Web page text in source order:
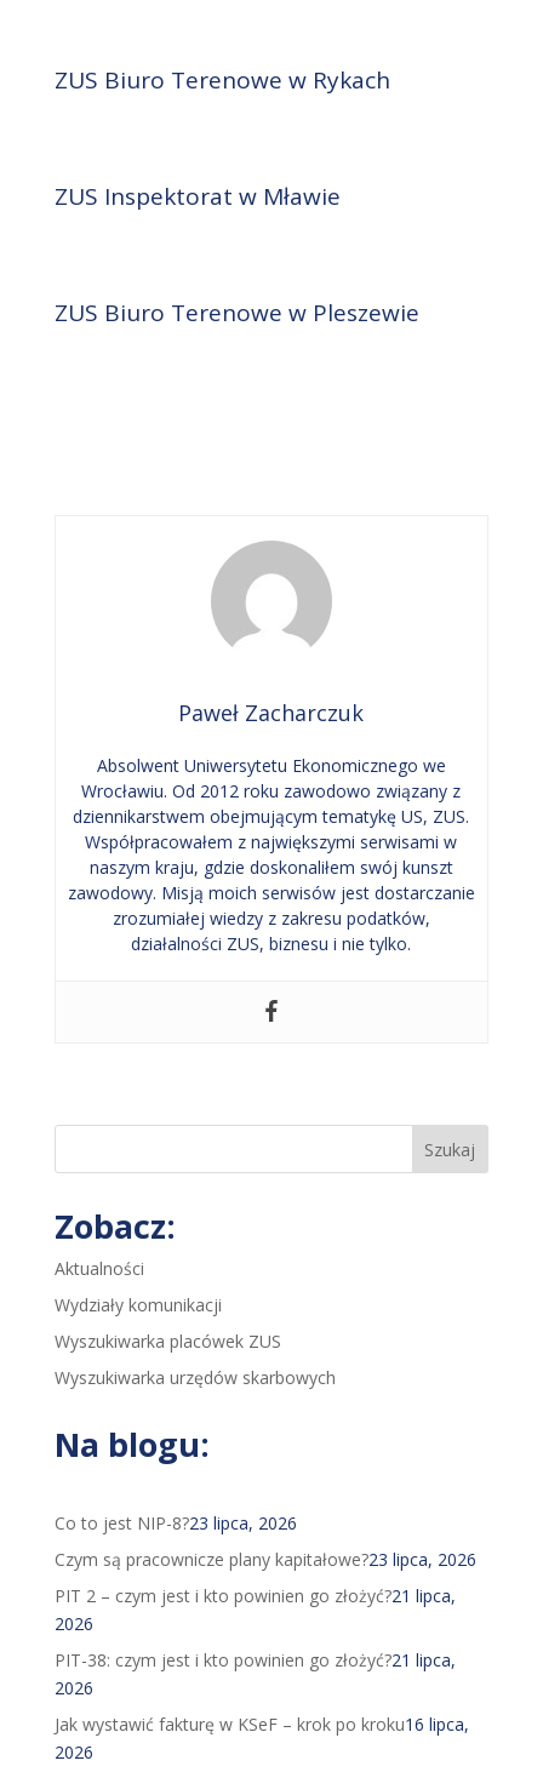
ZUS Biuro Terenowe w Rykach
ZUS Inspektorat w Mławie
ZUS Biuro Terenowe w Pleszewie
Paweł Zacharczuk
Absolwent Uniwersytetu Ekonomicznego we
Wrocławiu. Od 2012 roku zawodowo związany z
dziennikarstwem obejmującym tematykę US, ZUS.
Współpracowałem z największymi serwisami w
naszym kraju, gdzie doskonaliłem swój kunszt
zawodowy. Misją moich serwisów jest dostarczanie
zrozumiałej wiedzy z zakresu podatków,
działalności ZUS, biznesu i nie tylko.
Szukaj
Zobacz:
Aktualności
Wydziały komunikacji
Wyszukiwarka placówek ZUS
Wyszukiwarka urzędów skarbowych
Na blogu:
Co to jest NIP-8?23 lipca, 2026
Czym są pracownicze plany kapitałowe?23 lipca, 2026
PIT 2 – czym jest i kto powinien go złożyć?21 lipca,
2026
PIT-38: czym jest i kto powinien go złożyć?21 lipca,
2026
Jak wystawić fakturę w KSeF – krok po kroku16 lipca,
2026